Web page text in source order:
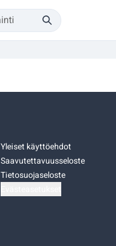
Yleiset käyttöehdot
Saavutettavuusseloste
Tietosuojaseloste